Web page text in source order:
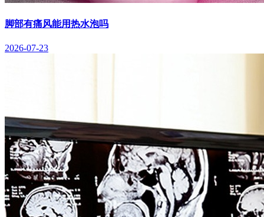
脚部有痛风能用热水泡吗
2026-07-23